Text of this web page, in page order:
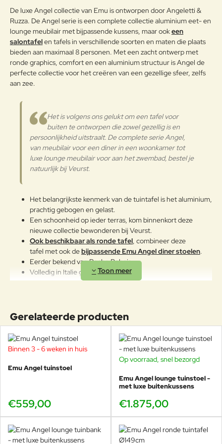
weerstaan en met poeder gelakt.
Onderhoudsadvies
Om het product lange tijd in
uitstekende staat te houden, raden
we aan om het correct en
regelmatig te reinigen. Verricht de
Het wordt aanbevolen om de
oppervlakken met een zachte doek
en met water of neutrale
reinigingsmiddelen te reinigen. De
langdurige en continue
eigenschappen van de mooie
gekleurde polyestercoating
worden aangetast. We raden aan
om de producten wanneer ze
lange tijd niet gebruikt worden of
in de winter te reinigen en op een
beschermde plek op te bergen.
Mocht u geen plek hebben om de
stoel op te bergen, maak deze
g:
Note:HTML-code wordt niet vertaald!
Waardering:
Waarderin
g:
Verder
De luxe Angel collectie van Emu is ontworpen door Angeletti &
Ruzza. De Angel serie is een complete collectie aluminium eet- en
lounge meubilair met bijpassende kussens, maar ookeen
salontafelen tafels in verschillende soorten en maten die plaats
bieden aan maximaal 8 personen. Met een zacht ontwerp met
ronde graphics, comfort en een aluminium structuur is Angel de
perfecte collectie voor het creëren van een gezellige sfeer, zelfs
aan zee.
Het is volgens ons gelukt om een tafel voor
buiten te ontworpen die zowel gezellig is en
persoonlijkheid uitstraalt. De complete serie Angel,
van meubilair voor een diner in een woonkamer tot
luxe lounge meubilair voor aan het zwembad, bestel je
natuurlijk bij Veurst.
Het belangrijkste kenmerk van de tuintafel is het aluminium,
prachtig gebogen en gelast.
Een schoonheid op ieder terras, kom binnenkort deze
nieuwe collectie bewonderen bij Veurst.
Ook beschikbaar als ronde tafel, combineer deze
tafel met ook debijpassende Emu Angel diner stoelen.
Eerder bekend van Roche Bobois.
Volledig in Italie gemaakt,
topkwaliteit voor jarenlang intensief buitengebruik!
Kom de zeer uitgebreide Emu collecties
bekijken bij Veurst! De angel collectie is deels te
bewonderen in onze showroom, neem contact op om
na te gaan wat we op dit moment van deze Angel
serie hebben staan in de winkel.
Technische specificaties
Materiaal: Gepoedercoat aluminium
Gerelateerde producten
Binnen 3 - 6 weken in huis
Emu Angel tuinstoel
€559,00
Op voorraad, snel bezorgd
Emu Angel lounge tuinstoel -
met luxe buitenkussens
€1.875,00